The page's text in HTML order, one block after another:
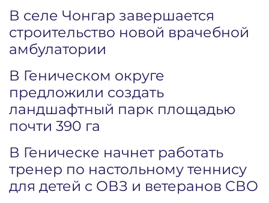
В селе Чонгар завершается
строительство новой врачебной
амбулатории
В Геническом округе
предложили создать
ландшафтный парк площадью
почти 390 га
В Геническе начнет работать
тренер по настольному теннису
для детей с ОВЗ и ветеранов СВО